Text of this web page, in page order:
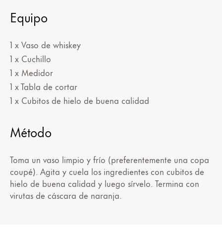
Equipo
1 x Vaso de whiskey
1 x Cuchillo
1 x Medidor
1 x Tabla de cortar
1 x Cubitos de hielo de buena calidad
Método
Toma un vaso limpio y frío (preferentemente una copa
coupé). Agita y cuela los ingredientes con cubitos de
hielo de buena calidad y luego sírvelo. Termina con
virutas de cáscara de naranja.